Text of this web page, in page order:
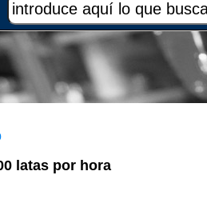
latas por hora